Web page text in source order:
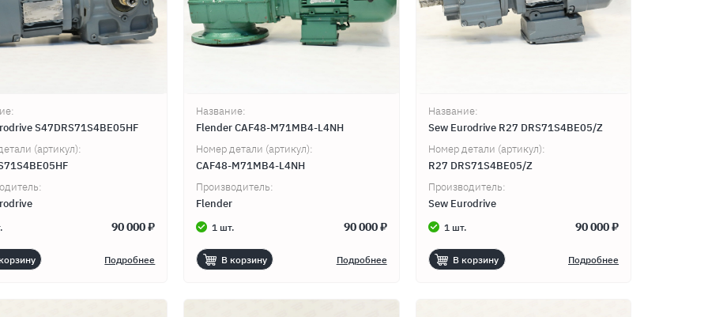
S47DRS71S4BE05HF
(артикул):
90 000 ₽
Подробнее
Название:
Flender CAF48-M71MB4-L4NH
Номер детали (артикул):
CAF48-M71MB4-L4NH
Производитель:
Flender
1 шт. 90 000 ₽
В корзину Подробнее
Название:
Sew Eurodrive R27 DRS71S4BE05/Z
Номер детали (артикул):
R27 DRS71S4BE05/Z
Производитель:
Sew Eurodrive
1 шт. 90 000 ₽
В корзину Подробнее